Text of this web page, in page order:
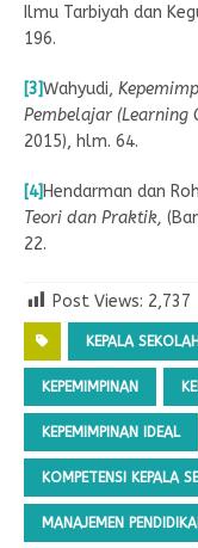
Ilmu Tarbiyah dan
196.
[3]Wahyudi,
Pembelajar (Learning
2015), hlm. 64.
[4] Hendarman dan
Teori dan Praktik,
22.
Post Views: 2,737
KEPALA
KEPEMIMPINAN
KEPEMIMPINAN IDEAL
KOMPETENSI KEPALA
MANAJEMEN